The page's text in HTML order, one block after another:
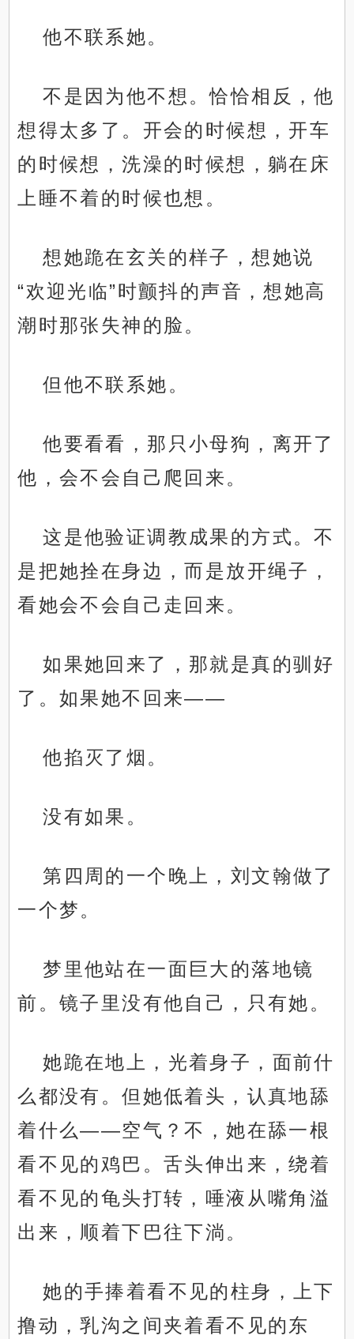
他不联系她。
不是因为他不想。恰恰相反，他
想得太多了。开会的时候想，开车
的时候想，洗澡的时候想，躺在床
上睡不着的时候也想。
想她跪在玄关的样子，想她说
“欢迎光临”时颤抖的声音，想她高
潮时那张失神的脸。
但他不联系她。
他要看看，那只小母狗，离开了
他，会不会自己爬回来。
这是他验证调教成果的方式。不
是把她拴在身边，而是放开绳子，
看她会不会自己走回来。
如果她回来了，那就是真的驯好
了。如果她不回来——
他掐灭了烟。
没有如果。
第四周的一个晚上，刘文翰做了
一个梦。
梦里他站在一面巨大的落地镜
前。镜子里没有他自己，只有她。
她跪在地上，光着身子，面前什
么都没有。但她低着头，认真地舔
着什么——空气？不，她在舔一根
看不见的鸡巴。舌头伸出来，绕着
看不见的龟头打转，唾液从嘴角溢
出来，顺着下巴往下淌。
她的手捧着看不见的柱身，上下
撸动，乳沟之间夹着看不见的东